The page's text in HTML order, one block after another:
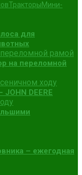
ТракторыМини-
для
на переломной
DEERE
– ежегодная